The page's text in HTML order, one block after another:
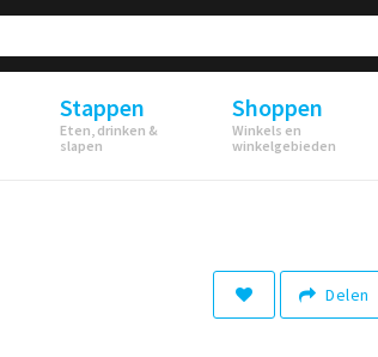
Stappen
Eten, drinken &
slapen
Shoppen
Winkels en
winkelgebieden
Delen